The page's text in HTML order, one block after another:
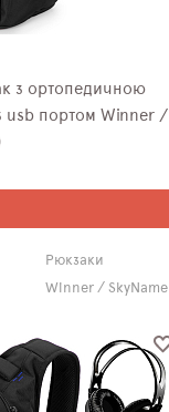
з ортопедичною
портом Winner /
Рюкзаки
Winner / SkyName